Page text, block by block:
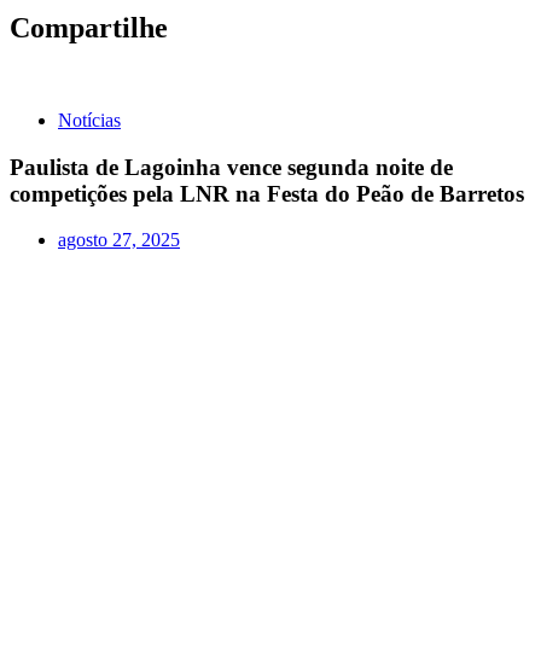
Compartilhe
Notícias
Paulista de Lagoinha vence segunda noite de
competições pela LNR na Festa do Peão de Barretos
agosto 27, 2025